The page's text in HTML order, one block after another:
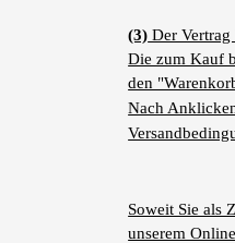
(3) Der
Die zum Kauf
den
Nach
Soweit Sie als
unserem